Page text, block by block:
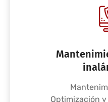
Optimización